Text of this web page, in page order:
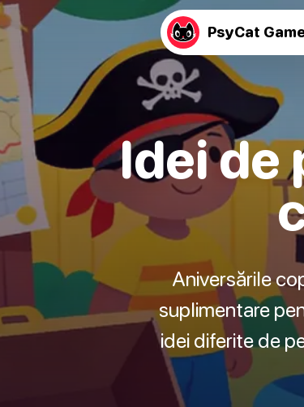
PsyCat
Idei de
Aniversările
suplimentare
idei diferite de